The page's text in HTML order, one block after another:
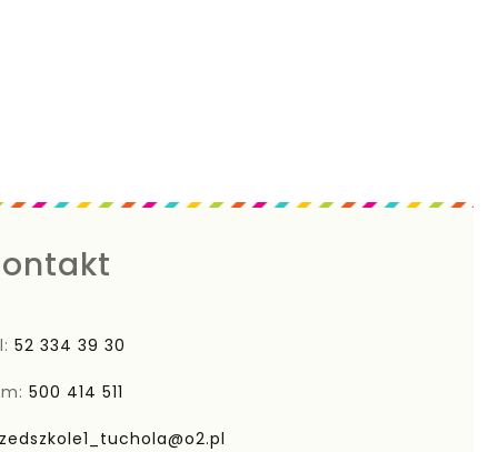
52 334 39 30
500 414 511